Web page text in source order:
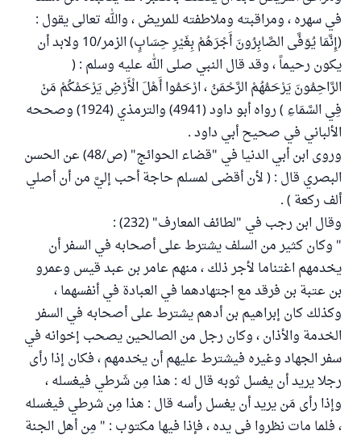
في سهره ، ومراقبته وملاطفته للمريض ، والله تعالى يقول :
(إِنَّمَا يُوَفَّى الصَّابِرُونَ أَجْرَهُمْ بِغَيْرِ حِسَابٍ) الزمر/10 ولابد أن
يكون رحيماً ، وقد قال النبي صلى الله عليه وسلم : (
الرَّاحِمُونَ يَرْحَمُهُمْ الرَّحْمَنُ ، ارْحَمُوا أَهْلَ الْأَرْضِ يَرْحَمْكُمْ مَنْ
فِي السَّمَاءِ ) رواه أبو داود (4941) والترمذي (1924) وصححه
الألباني في صحيح أبي داود .
وروى ابن أبي الدنيا في "قضاء الحوائج" (ص/48) عن الحسن
البصري قال : ( لأن أقضى لمسلم حاجة أحب إليَّ من أن أصلي
ألف ركعة ) .
وقال ابن رجب في "لطائف المعارف" (232) :
" وكان كثير من السلف يشترط على أصحابه في السفر أن
يخدمهم اغتناما لأجر ذلك ، منهم عامر بن عبد قيس وعمرو
بن عتبة بن فرقد مع اجتهادهما في العبادة في أنفسهما ،
وكذلك كان إبراهيم بن أدهم يشترط على أصحابه في السفر
الخدمة والأذان ، وكان رجل من الصالحين يصحب إخوانه في
سفر الجهاد وغيره فيشترط عليهم أن يخدمهم ، فكان إذا رأى
رجلا يريد أن يغسل ثوبه قال له : هذا مِن شَرطي فيغسله ،
وإذا رأى مَن يريد أن يغسل رأسه قال : هذا مِن شرطي فيغسله
، فلما مات نظروا في يده ، فإذا فيها مكتوب : " مِن أهل الجنة